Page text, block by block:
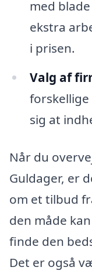
med
ekstra
i prisen.
Valg af
forskellige
sig at
Når du
Guldager, er
om et tilbud
den måde
finde den
Det er også